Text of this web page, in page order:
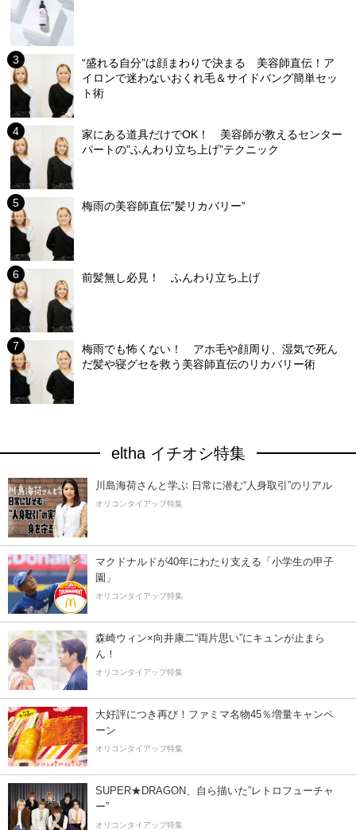
“盛れる自分”は顔まわりで決まる 美容師直伝！ア
イロンで迷わないおくれ毛＆サイドバング簡単セッ
ト術
家にある道具だけでOK！ 美容師が教えるセンター
パートの”ふんわり立ち上げ”テクニック
梅雨の美容師直伝”髪リカバリー”
前髪無し必見！ ふんわり立ち上げ
梅雨でも怖くない！ アホ毛や顔周り、湿気で死ん
だ髪や寝グセを救う美容師直伝のリカバリー術
eltha イチオシ特集
川島海荷さんと学ぶ 日常に潜む“人身取引”のリアル
オリコンタイアップ特集
マクドナルドが40年にわたり支える「小学生の甲子
園」
オリコンタイアップ特集
森崎ウィン×向井康二“両片思い”にキュンが止まら
ん！
オリコンタイアップ特集
大好評につき再び！ファミマ名物45％増量キャンペ
ーン
オリコンタイアップ特集
SUPER★DRAGON、自ら描いた”レトロフューチャ
ー”
オリコンタイアップ特集